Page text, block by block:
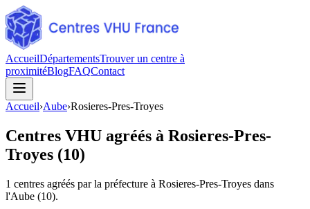
AccueilDépartementsTrouver un centre à
proximitéBlogFAQContact
Accueil›Aube›Rosieres-Pres-Troyes
Centres VHU agréés à Rosieres-Pres-
Troyes (10)
1 centres agréés par la préfecture à Rosieres-Pres-Troyes dans
l'Aube (10).